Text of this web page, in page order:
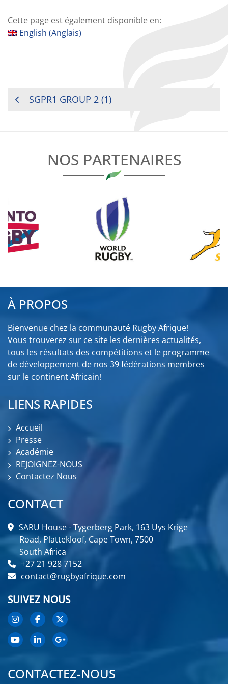
Cette page est également disponible en:
English (Anglais)
NAVIGATION
SGPR1 GROUP 2 (1)
NOS PARTENAIRES
À PROPOS
Bienvenue chez la communauté Rugby Afrique!
Vous trouverez sur ce site les dernières actualités,
tous les résultats des compétitions et le programme
de développement de nos 39 fédérations membres
sur le continent Africain!
LIENS RAPIDES
Accueil
Presse
Académie
REJOIGNEZ-NOUS
Contactez Nous
CONTACT
SARU House - Tygerberg Park, 163 Uys Krige
Road, Plattekloof, Cape Town, 7500
South Africa
+27 21 928 7152
contact@rugbyafrique.com
SUIVEZ NOUS
CONTACTEZ-NOUS